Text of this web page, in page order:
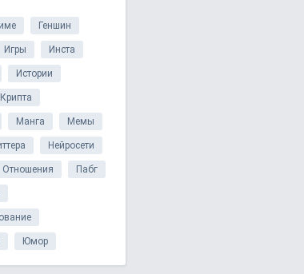
Геншин
Игры Инста
Истории
Крипта
Манга Мемы
Нейросети
Отношения Пабг
Юмор